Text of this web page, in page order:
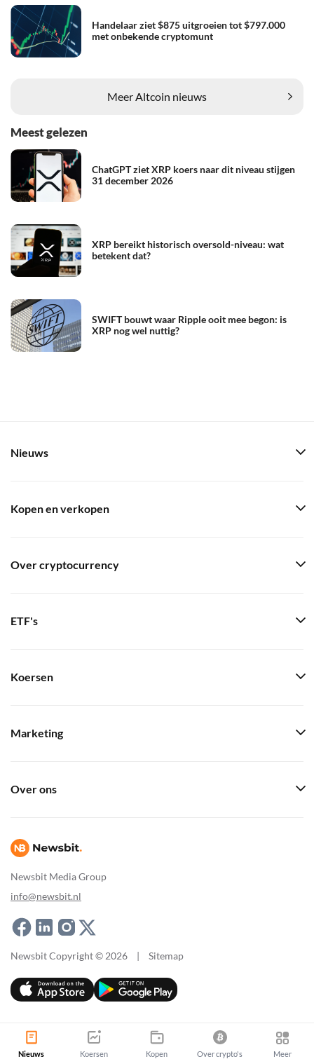
Handelaar ziet $875 uitgroeien tot $797.000
met onbekende cryptomunt
Meer Altcoin nieuws
Meest gelezen
ChatGPT ziet XRP koers naar dit niveau stijgen
31 december 2026
XRP bereikt historisch oversold-niveau: wat
betekent dat?
SWIFT bouwt waar Ripple ooit mee begon: is
XRP nog wel nuttig?
Newsbit Media Group
info@newsbit.nl
Nieuws
Kopen en verkopen
Over cryptocurrency
ETF's
Koersen
Marketing
Over ons
Newsbit Copyright © 2026 | Sitemap
Nieuws Koersen Kopen Over crypto's Meer